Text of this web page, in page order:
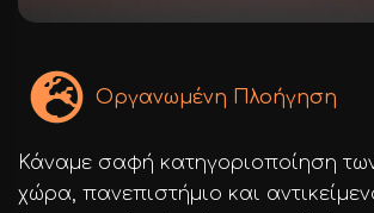
Οργανωμένη Πλοήγηση
Κάναμε σαφή κατηγοριοποίηση
χώρα, πανεπιστήμιο και